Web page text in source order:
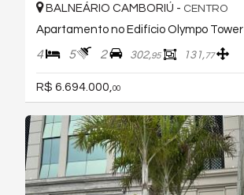
BALNEÁRIO CAMBORIÚ - CENTRO
Apartamento no Edifício Olympo Tower
4 5 2 302,95 131,77
R$ 6.694.000,00